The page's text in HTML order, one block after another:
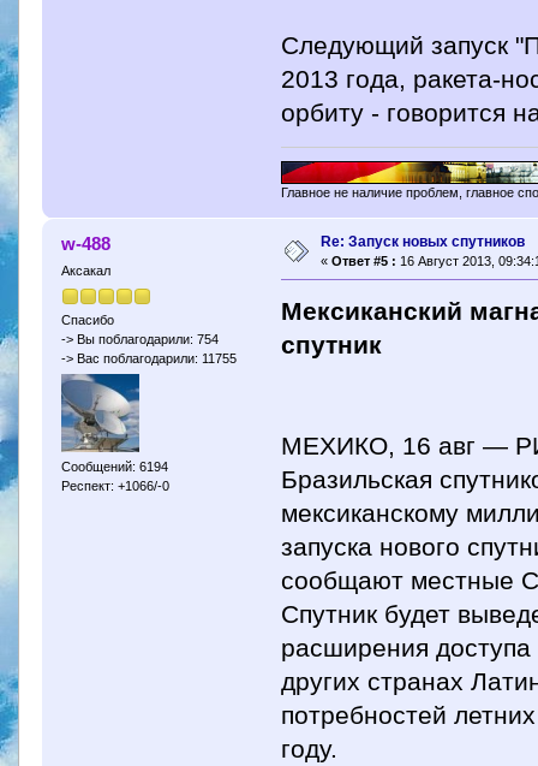
Следующий запуск
2013 года, ракета-
орбиту - говорится
Главное не наличие проблем, главное
w-488
Аксакал
Спасибо
-> Вы поблагодарили: 754
-> Вас поблагодарили: 11755
Сообщений: 6194
Респект: +1066/-0
Re: Запуск новых спутников
« Ответ #5 : 16 Август 2013,
Мексиканский
спутник
МЕХИКО, 16 авг —
Бразильская
мексиканскому
запуска нового
сообщают местные
Спутник будет
расширения
других странах
потребностей
году.